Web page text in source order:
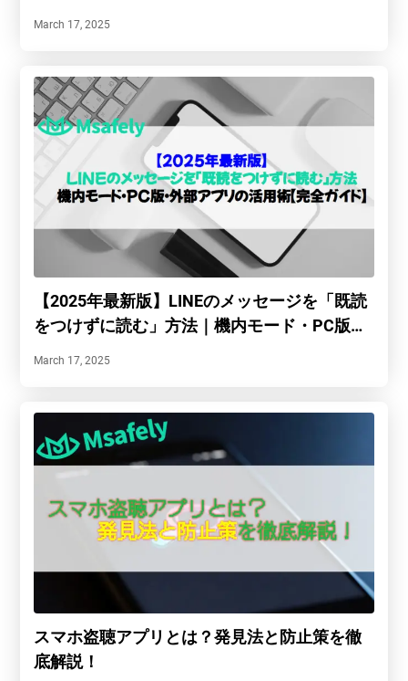
March 17, 2025
【2025年最新版】LINEのメッセージを「既読
をつけずに読む」方法｜機内モード・PC版・
March 17, 2025
スマホ盗聴アプリとは？発見法と防止策を徹
底解説！